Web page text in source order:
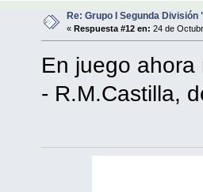
Re: Grupo I Segunda División
«Respuesta #12 en: 24 de
En juego ahora
- R.M.Castilla,